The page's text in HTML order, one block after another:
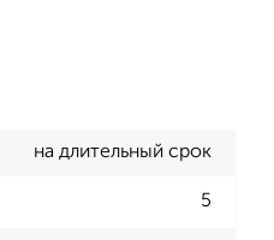
на длительный срок
5